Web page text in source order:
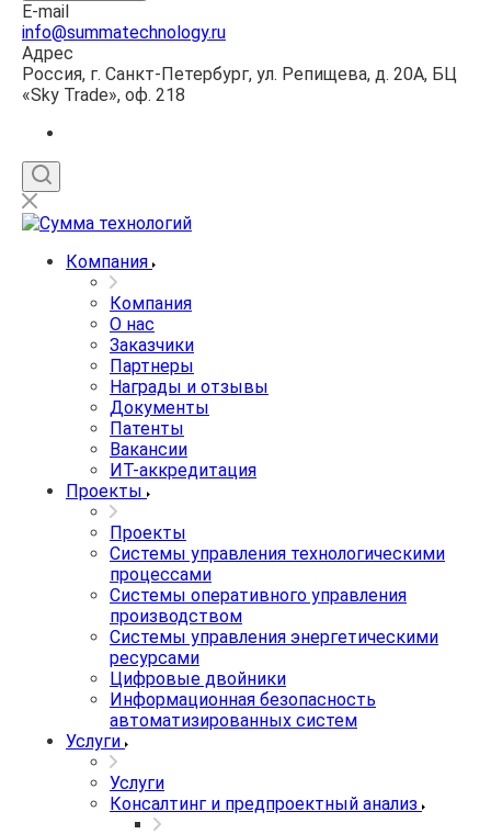
E-mail
info@summatechnology.ru
Адрес
Россия, г. Санкт-Петербург, ул. Репищева, д. 20А, БЦ
«Sky Trade», оф. 218
Компания
Компания
О нас
Заказчики
Партнеры
Награды и отзывы
Документы
Патенты
Вакансии
ИТ-аккредитация
Проекты
Проекты
Системы управления технологическими
процессами
Системы оперативного управления
производством
Системы управления энергетическими
ресурсами
Цифровые двойники
Информационная безопасность
автоматизированных систем
Услуги
Услуги
Консалтинг и предпроектный анализ